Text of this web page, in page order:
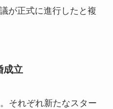
が正式に進行したと複
成立
それぞれ新たなスター